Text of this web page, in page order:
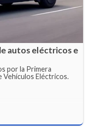
autos eléctricos e
por la Primera
Vehículos Eléctricos.